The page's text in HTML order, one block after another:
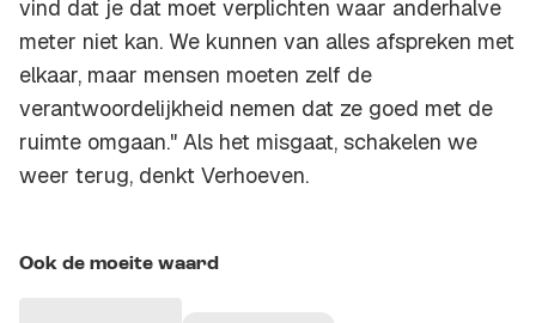
vind dat je dat moet verplichten waar anderhalve
meter niet kan. We kunnen van alles afspreken met
elkaar, maar mensen moeten zelf de
verantwoordelijkheid nemen dat ze goed met de
ruimte omgaan." Als het misgaat, schakelen we
weer terug, denkt Verhoeven.
Ook de moeite waard